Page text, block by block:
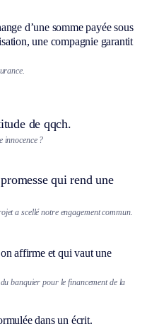
d’une somme payée sous
une compagnie garantit
de qqch.
innocence ?
qui rend une
a scellé notre engagement commun.
affirme et qui vaut une
banquier pour le financement de la
dans un écrit.